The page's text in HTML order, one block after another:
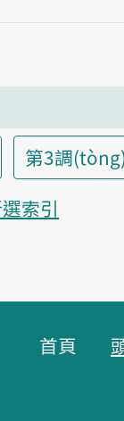
第3調
索引
首頁